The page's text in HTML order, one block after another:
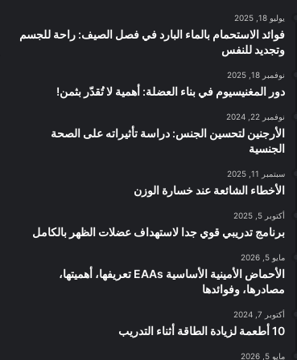
يوليو 18, 2025
فوائد الاستحمام بالماء البارد في فصل الصيف: راحة للجسم
وتجديد للنفس
نوفمبر 18, 2025
دور المغنيسيوم في بناء العضلة: أهمية لا تُقدّر بثمن!
نوفمبر 22, 2024
الأرجنين لتحسين الجنس: دراسة تأثيراته على الصحة
الجنسية
سبتمبر 11, 2025
الأخطاء الشائعة عند خسارة الوزن
أكتوبر 5, 2025
برنامج تدريبي قوي جدا لاستهداف عضلات الظهر بالكامل
مايو 5, 2026
الأحماض الأمينية الأساسية EAAs تعريفها، أهميتها،
مصادرها، وفوائدها
أكتوبر 7, 2024
10 أطعمة لزيادة الطاقة أثناء التدريب
مايو 5, 2026